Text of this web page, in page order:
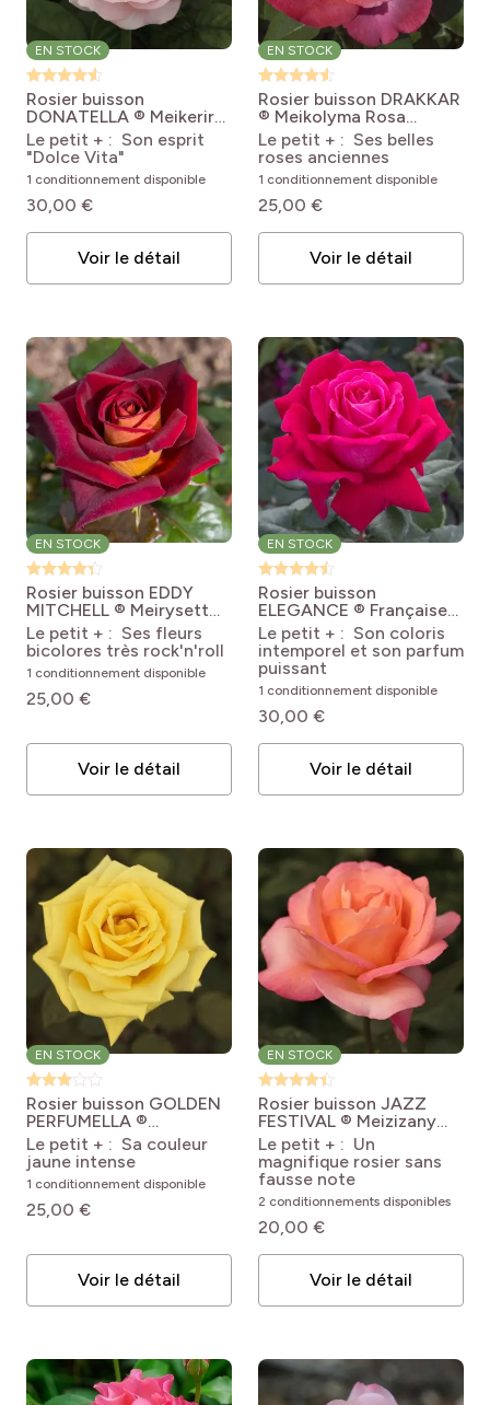
EN STOCK
Rosier buisson
DONATELLA ® Meikerira
Rosa 'Meikerira'
DONATELLA®
Le petit + : Son esprit
"Dolce Vita"
1 conditionnement disponible
30,00 €
Voir le détail
EN STOCK
Rosier buisson DRAKKAR
® Meikolyma Rosa
'Meikolyma' DRAKKAR®
Le petit + : Ses belles
roses anciennes
1 conditionnement disponible
25,00 €
Voir le détail
EN STOCK
Rosier buisson EDDY
MITCHELL ® Meirysett
Rosa Eddy Mitchell®
'Meirysett'
Le petit + : Ses fleurs
bicolores très rock'n'roll
1 conditionnement disponible
25,00 €
Voir le détail
EN STOCK
Rosier buisson
ELEGANCE ® Française
Meithatie Rosa Elégance
Française® 'Meithatie'
Le petit + : Son coloris
intemporel et son parfum
puissant
1 conditionnement disponible
30,00 €
Voir le détail
EN STOCK
Rosier buisson GOLDEN
PERFUMELLA ®
Meifazeda Rosa
'Meifazeda' GOLDEN
PERFUMELLA® /
NICOLAS HULOT®
Le petit + : Sa couleur
jaune intense
1 conditionnement disponible
25,00 €
Voir le détail
EN STOCK
Rosier buisson JAZZ
FESTIVAL ® Meizizany
Rosa Jazz Festival
'Meizizany'
Le petit + : Un
magnifique rosier sans
fausse note
2 conditionnements disponibles
20,00 €
Voir le détail